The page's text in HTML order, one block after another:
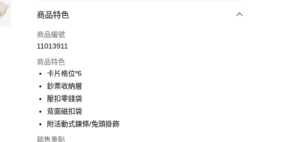
付款方式
信用卡一次付款
LINE Pay
Apple Pay
街口支付
Google Pay
商品特色
商品編號
11013911
商品特色
卡片格位*6
鈔票收納層
壓扣零錢袋
背面磁扣袋
附活動式鍊條/兔頭掛飾
銷售重點